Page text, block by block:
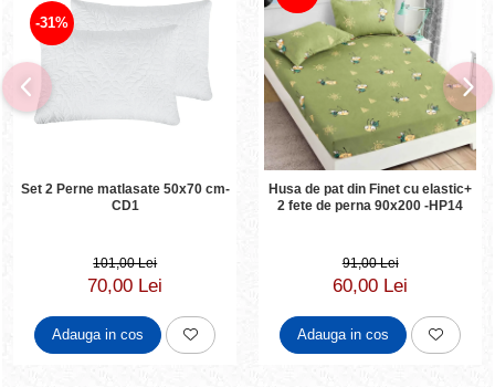
-31%
Set 2 Perne matlasate 50x70 cm-
CD1
101,00 Lei
70,00 Lei
Adauga in cos
Husa de pat din Finet cu elastic+
2 fete de perna 90x200 -HP14
91,00 Lei
60,00 Lei
Adauga in cos